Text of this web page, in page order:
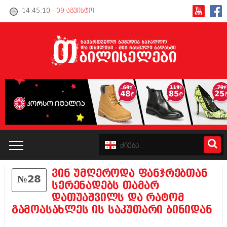
14:45:10 - 09 აგვისტო
კატალოგი
პოლიტიკა
№28
ვინ უმღეროდა ფანჯრებთან
სერენადებს თამარ
დათუაშვილს და რატომ
გამოასახლეს ის საკუთარი ბინიდან